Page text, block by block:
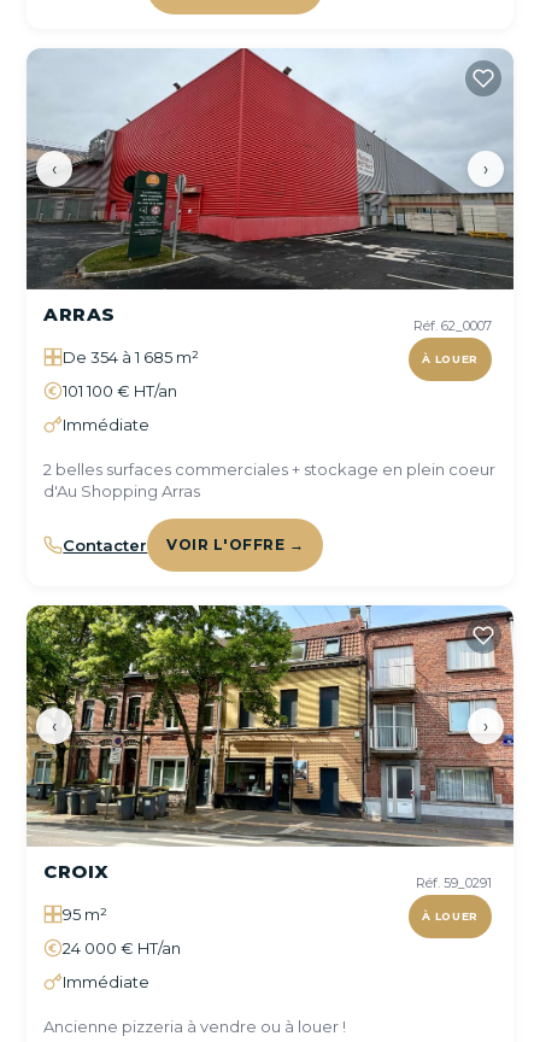
‹ ›
Réf. 62_0007
À LOUER
ARRAS
De 354 à 1 685 m²
101 100 € HT/an
Immédiate
2 belles surfaces commerciales + stockage en plein coeur
d'Au Shopping Arras
Contacter VOIR L'OFFRE →
‹ ›
Réf. 59_0291
À LOUER
CROIX
95 m²
24 000 € HT/an
Immédiate
Ancienne pizzeria à vendre ou à louer !